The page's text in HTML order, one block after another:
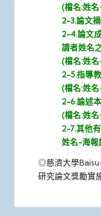
(檔名:姓
2-3.論文
2-4.論文
請者姓名
(檔名:姓
2-5.指導
(檔名:姓
2-6.論述
(檔名:姓
2-7.其他
姓名-海報
◎慈濟大學
研究論文獎勵實